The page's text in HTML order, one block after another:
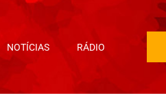
NOTÍCIAS RÁDIO